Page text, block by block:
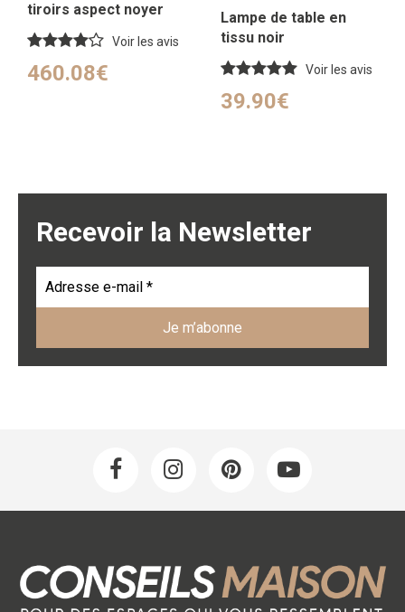
tiroirs aspect noyer
154 cm
Voir les avis
460.08€
Lampe de table en
tissu noir
Voir les avis
39.90€
Recevoir la Newsletter